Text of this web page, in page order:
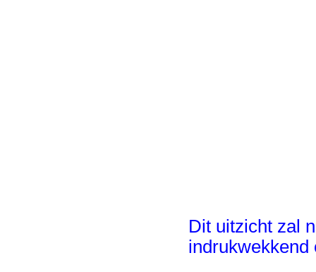
Dit uitzicht zal
indrukwekkend